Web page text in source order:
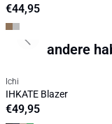
€44,95
andere
Ichi
IHKATE Blazer
€49,95
Previous slide